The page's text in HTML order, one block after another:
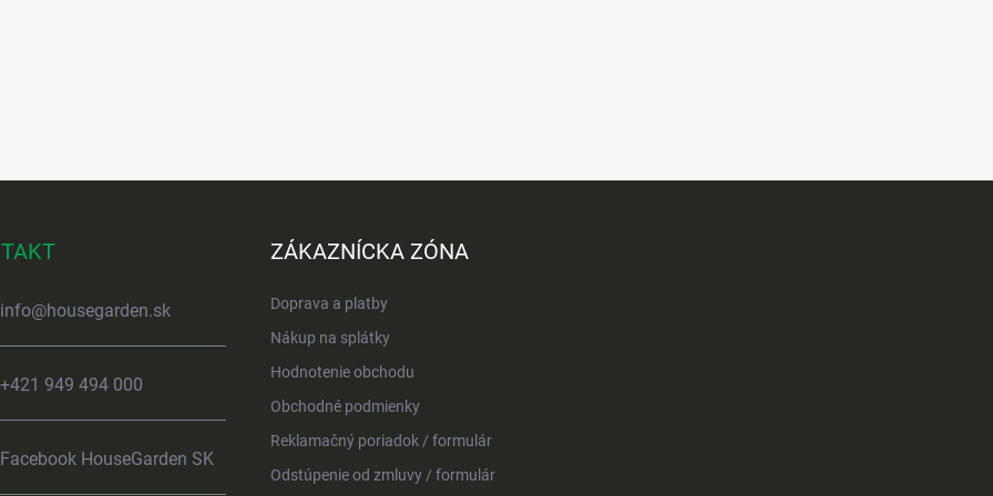
info@housegarden.sk
+421 949 494 000
Facebook HouseGarden SK
ZÁKAZNÍCKA ZÓNA
Doprava a platby
Nákup na splátky
Hodnotenie obchodu
Obchodné podmienky
Reklamačný poriadok / formulár
Odstúpenie od zmluvy / formulár